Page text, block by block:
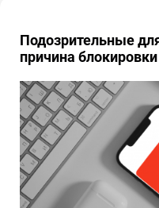
Подозрительные
причина блокировки